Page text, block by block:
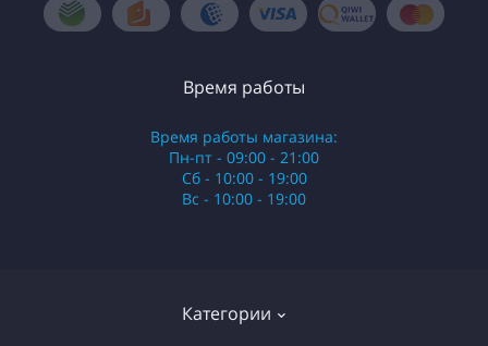
Категории
Время работы
Время работы магазина:
Пн-пт - 09:00 - 21:00
Сб - 10:00 - 19:00
Вс - 10:00 - 19:00